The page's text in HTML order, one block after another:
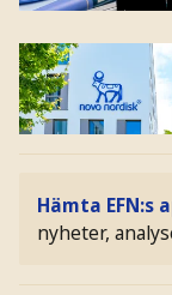
Hämta EFN:s
nyheter,